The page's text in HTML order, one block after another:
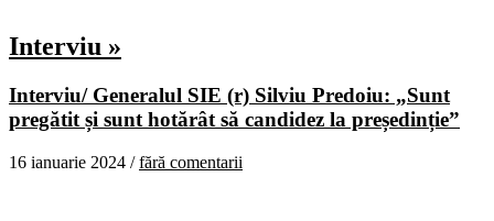
Interviu »
Interviu/ Generalul SIE (r) Silviu Predoiu: „Sunt
pregătit și sunt hotărât să candidez la președinție”
16 ianuarie 2024 /fără comentarii